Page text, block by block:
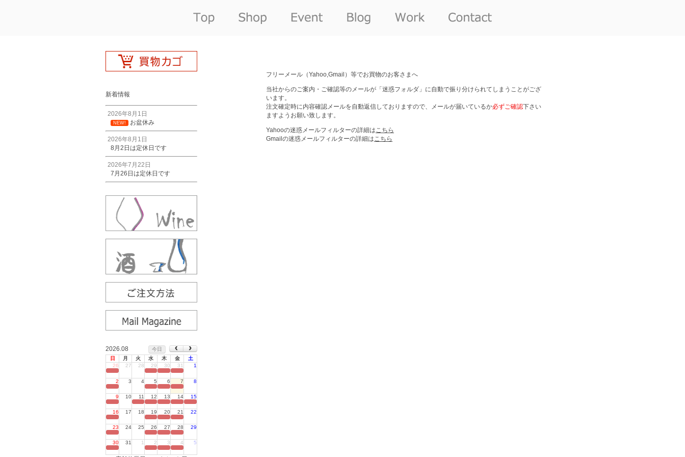
新着情報
2026年8月1日
NEW! お盆休み
2026年8月1日
8月2日は定休日です
2026年7月22日
7月26日は定休日です
2026.08
今日
日
月 火 水 木 金
土
26
27 28 29 30 31 1
2 3 4 5 6 7 8
9 10 11 12 13 14 15
16 17 18 19 20 21 22
23 24 25 26 27 28 29
30 31 1 2 3 4 5
フリーメール（Yahoo,Gmail）等でお買物のお客さまへ
当社からのご案内・ご確認等のメールが「迷惑フォルダ」に自動で振り分けられてしまうことがござ
います。
注文確定時に内容確認メールを自動返信しておりますので、メールが届いているか必ずご確認下さい
ますようお願い致します。
Yahooの迷惑メールフィルターの詳細はこちら
Gmailの迷惑メールフィルターの詳細はこちら